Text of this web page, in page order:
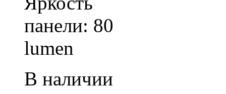
панели: 80
lumen
В наличии